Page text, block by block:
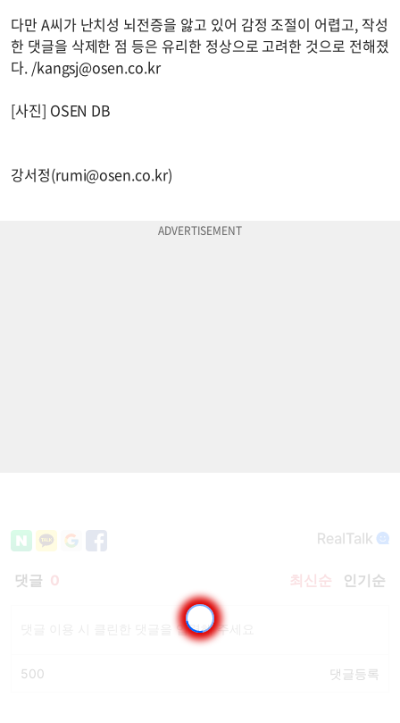
다만 A씨가 난치성 뇌전증을 앓고 있어 감정 조절이 어렵고, 작성
한 댓글을 삭제한 점 등은 유리한 정상으로 고려한 것으로 전해졌
다. /kangsj@osen.co.kr
[사진] OSEN DB
강서정(rumi@osen.co.kr)